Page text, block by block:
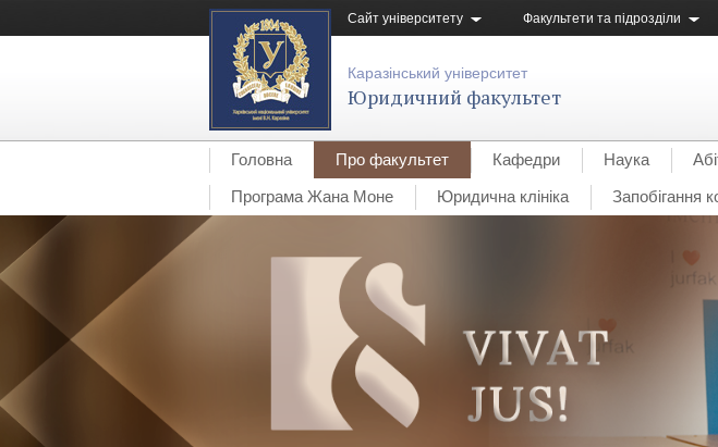
Сайт університету Факультети та підрозділи
Каразінський університет
Юридичний факультет
Головна Про факультет Кафедри Наука
Програма Жана Моне
Юридична клініка Запобігання